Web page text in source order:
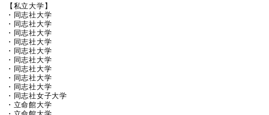
【私立大学】
・同志社大学
・同志社大学
・同志社大学
・同志社大学
・同志社大学
・同志社大学
・同志社大学
・同志社大学
・同志社大学
・同志社女子大学
・立命館大学